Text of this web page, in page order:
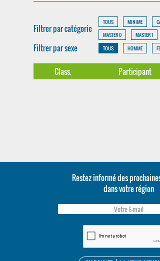
Filtrer par catégorie
TOUS MINIME
MASTER 0
MASTER 1
Filtrer par sexe TOUS HOMME
Class. Participant
Restez informé des
dans votre région